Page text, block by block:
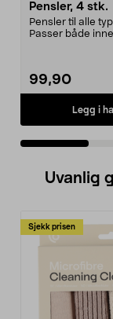
Pensler, 4 stk.
Pensler til alle
Passer både
99,90
Legg i
Uvanlig
Sjekk prisen